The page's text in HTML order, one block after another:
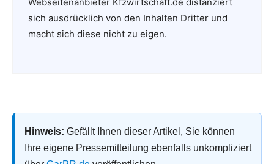
sich ausdrücklich von den Inhalten Dritter und
macht sich diese nicht zu eigen.
Hinweis: Gefällt Ihnen dieser Artikel, Sie können
Ihre eigene Pressemitteilung ebenfalls unkompliziert